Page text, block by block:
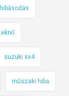
suzuki sx4
műszaki hiba